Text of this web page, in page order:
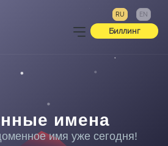
Биллинг
RU EN
имена
имя уже сегодня!